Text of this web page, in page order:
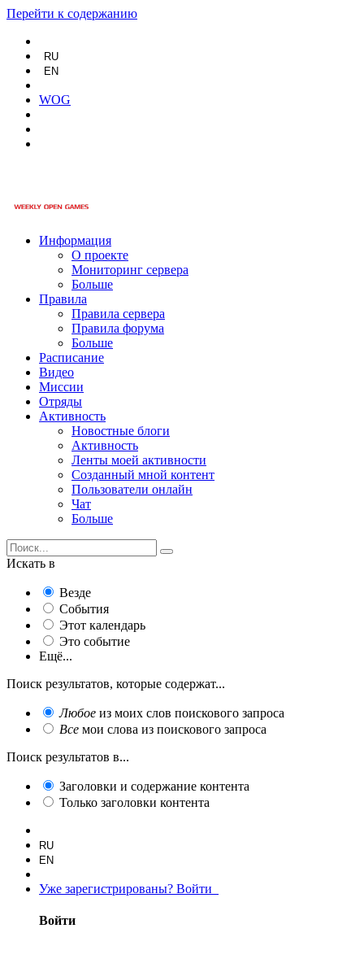
Перейти к содержанию
RU
EN
WOG
Информация
О проекте
Мониторинг сервера
Больше
Правила
Правила сервера
Правила форума
Больше
Расписание
Видео
Миссии
Отряды
Активность
Новостные блоги
Активность
Ленты моей активности
Созданный мной контент
Пользователи онлайн
Чат
Больше
Искать в
Везде
События
Этот календарь
Это событие
Ещё...
Поиск результатов, которые содержат...
Любое из моих слов поискового запроса
Все мои слова из поискового запроса
Поиск результатов в...
Заголовки и содержание контента
Только заголовки контента
RU
EN
Уже зарегистрированы? Войти
Войти